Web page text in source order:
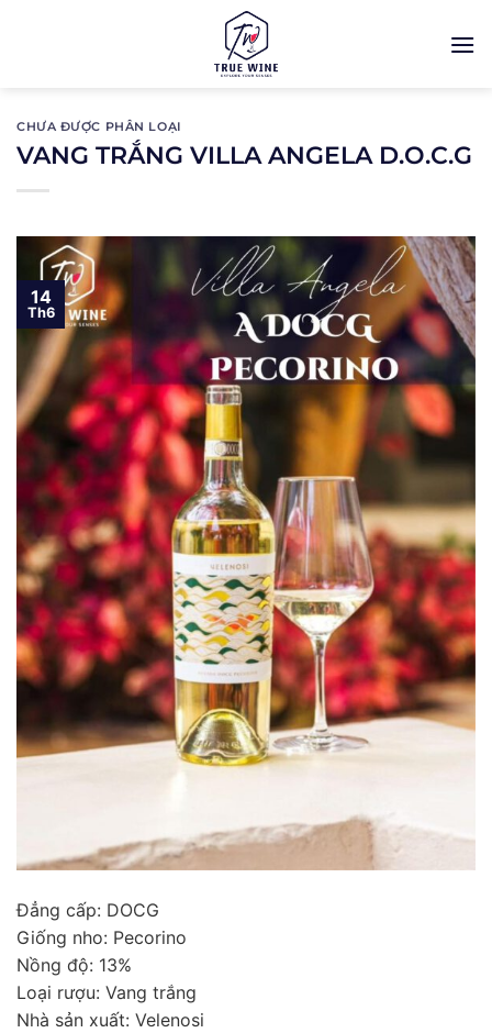
CHƯA ĐƯỢC PHÂN LOẠI
VANG TRẮNG VILLA ANGELA D.O.C.G
14
Th6
Đẳng cấp: DOCG
Giống nho: Pecorino
Nồng độ: 13%
Loại rượu: Vang trắng
Nhà sản xuất: Velenosi